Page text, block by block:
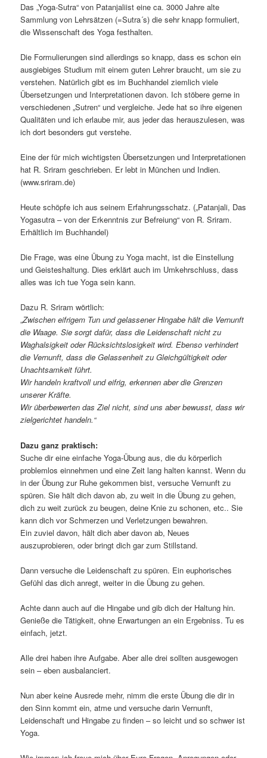
Das „Yoga-Sutra“ von Patanjaliist eine ca. 3000 Jahre alte
Sammlung von Lehrsätzen (=Sutra´s) die sehr knapp formuliert,
die Wissenschaft des Yoga festhalten.
Die Formulierungen sind allerdings so knapp, dass es schon ein
ausgiebiges Studium mit einem guten Lehrer braucht, um sie zu
verstehen. Natürlich gibt es im Buchhandel ziemlich viele
Übersetzungen und Interpretationen davon. Ich stöbere gerne in
verschiedenen „Sutren“ und vergleiche. Jede hat so ihre eigenen
Qualitäten und ich erlaube mir, aus jeder das herauszulesen, was
ich dort besonders gut verstehe.
Eine der für mich wichtigsten Übersetzungen und Interpretationen
hat R. Sriram geschrieben. Er lebt in München und Indien.
(www.sriram.de)
Heute schöpfe ich aus seinem Erfahrungsschatz. („Patanjali, Das
Yogasutra – von der Erkenntnis zur Befreiung“ von R. Sriram.
Erhältlich im Buchhandel)
Die Frage, was eine Übung zu Yoga macht, ist die Einstellung
und Geisteshaltung. Dies erklärt auch im Umkehrschluss, dass
alles was ich tue Yoga sein kann.
Dazu R. Sriram wörtlich:
„Zwischen eifrigem Tun und gelassener Hingabe hält die Vernunft
die Waage. Sie sorgt dafür, dass die Leidenschaft nicht zu
Waghalsigkeit oder Rücksichtslosigkeit wird. Ebenso verhindert
die Vernunft, dass die Gelassenheit zu Gleichgültigkeit oder
Unachtsamkeit führt.
Wir handeln kraftvoll und eifrig, erkennen aber die Grenzen
unserer Kräfte.
Wir überbewerten das Ziel nicht, sind uns aber bewusst, dass wir
zielgerichtet handeln.“
Dazu ganz praktisch:
Suche dir eine einfache Yoga-Übung aus, die du körperlich
problemlos einnehmen und eine Zeit lang halten kannst. Wenn du
in der Übung zur Ruhe gekommen bist, versuche Vernunft zu
spüren. Sie hält dich davon ab, zu weit in die Übung zu gehen,
dich zu weit zurück zu beugen, deine Knie zu schonen, etc.. Sie
kann dich vor Schmerzen und Verletzungen bewahren.
Ein zuviel davon, hält dich aber davon ab, Neues
auszuprobieren, oder bringt dich gar zum Stillstand.
Dann versuche die Leidenschaft zu spüren. Ein euphorisches
Gefühl das dich anregt, weiter in die Übung zu gehen.
Achte dann auch auf die Hingabe und gib dich der Haltung hin.
Genieße die Tätigkeit, ohne Erwartungen an ein Ergebniss. Tu es
einfach, jetzt.
Alle drei haben ihre Aufgabe. Aber alle drei sollten ausgewogen
sein – eben ausbalanciert.
Nun aber keine Ausrede mehr, nimm die erste Übung die dir in
den Sinn kommt ein, atme und versuche darin Vernunft,
Leidenschaft und Hingabe zu finden – so leicht und so schwer ist
Yoga.